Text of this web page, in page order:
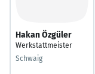
Hakan Özgüler
Werkstattmeister
Schwaig